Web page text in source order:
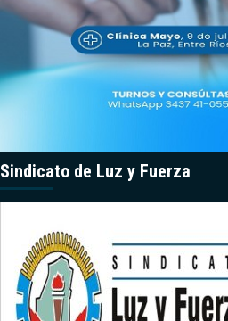
Sindicato de Luz y Fuerza